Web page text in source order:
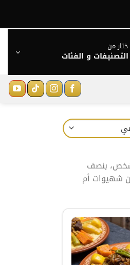
ختار من
التصنيفات و الفئات
بنصف
شهيوات أم